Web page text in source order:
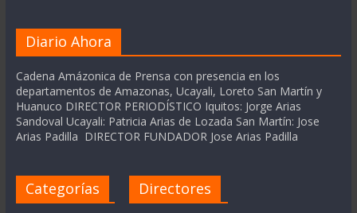
Diario Ahora
Cadena Amázonica de Prensa con presencia en los
departamentos de Amazonas, Ucayali, Loreto San Martín y
Huanuco DIRECTOR PERIODÍSTICO Iquitos: Jorge Arias
Sandoval Ucayali: Patricia Arias de Lozada San Martín: Jose
Arias Padilla DIRECTOR FUNDADOR Jose Arias Padilla
Categorías Directores